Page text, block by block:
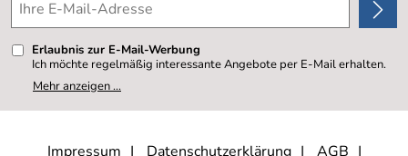
Erlaubnis zur E-Mail-Werbung
Ich möchte regelmäßig interessante Angebote per E-Mail erhalten.
Meine E-Mail-Adresse wird nicht an andere Unternehmen
weitergegeben. Zu statistischen Zwecken wird in anonymer Form
kann ich jederzeit mit Wirkung für die Zukunft widerrufen, indem ich
Mehr anzeigen ...
Impressum Datenschutzerklärung
AGB